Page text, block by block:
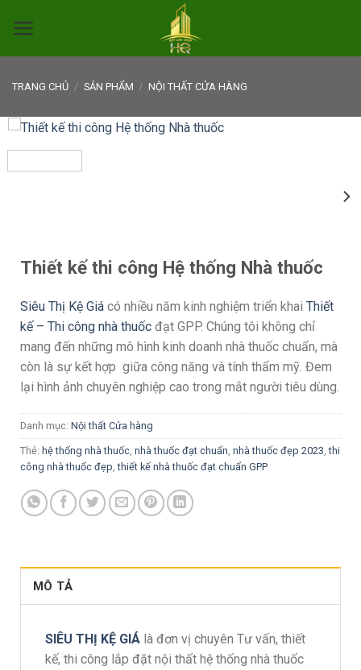
TRANG CHỦ / SẢN PHẨM / NỘI THẤT CỬA HÀNG
Thiết kế thi công Hệ thống Nhà thuốc
Siêu Thị Kệ Giá có nhiều năm kinh nghiệm triển khai Thiết
kế – Thi công nhà thuốcđạt GPP. Chúng tôi không chỉ
mang đến những mô hình kinh doanh nhà thuốc chuẩn, mà
còn là sự kết hợp giữa công năng và tính thẩm mỹ. Đem
lại hình ảnh chuyên nghiệp cao trong mắt người tiêu dùng.
Danh mục: Nội thất Cửa hàng
Thẻ: hệ thống nhà thuốc, nhà thuốc đạt chuẩn, nhà thuốc đẹp 2023,thi
công nhà thuốc đẹp,thiết kế nhà thuốc đạt chuẩn GPP
MÔ TẢ
SIÊU THỊ KỆ GIÁlà đơn vị chuyên Tư vấn, thiết
kế, thi công lắp đặt nội thất hệ thống nhà thuốc